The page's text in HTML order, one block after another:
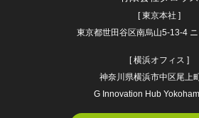
[ 東京本社 ]
東京都世田谷区南烏山5-13-4
[ 横浜オフィス ]
神奈川県横浜市中区尾上
G Innovation Hub